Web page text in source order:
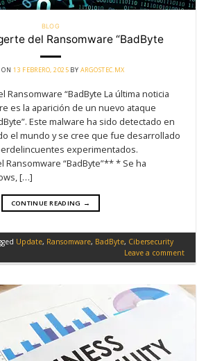
BLOG
del Ransomware “BadByte
ON 13 FEBRERO, 2025 BY ARGOSTEC.MX
Ransomware “BadByte La última noticia
es la aparición de un nuevo ataque
Este malware ha sido detectado en
el mundo y se cree que fue desarrollado
experimentados.
Ransomware “BadByte”** * Se ha
[…]
CONTINUE READING →
Update, Ransomware, BadByte, Cibersecurity
Leave a comment